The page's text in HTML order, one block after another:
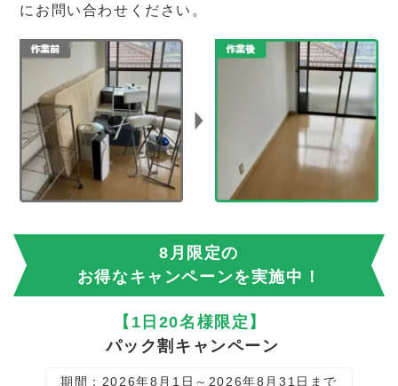
にお問い合わせください。
8月限定の
お得なキャンペーンを実施中！
【1日20名様限定】
パック割キャンペーン
期間：2026年8月1日～2026年8月31日まで